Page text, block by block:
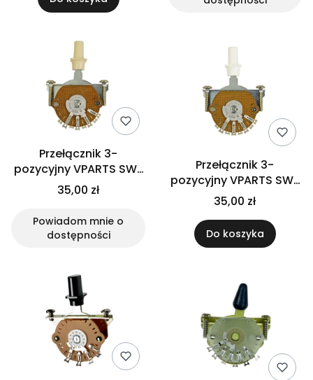
Przełącznik 3-
pozycyjny VPARTS SW-
203TH (IV)
35,00 zł
Powiadom mnie o
dostępności
Przełącznik 3-
pozycyjny VPARTS SW-
203TH (WH)
35,00 zł
Do koszyka